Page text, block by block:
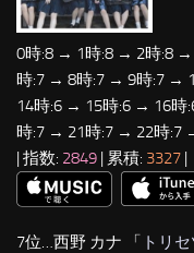
0時:8 → 1時:8 → 2時:8
時:7 → 8時:7 → 9時:7 →
14時:6 → 15時:6 → 16
時:7 → 21時:7 → 22時:7
| 指数: 2849 | 累積: 3327
7位…西野 カナ 「 トリ